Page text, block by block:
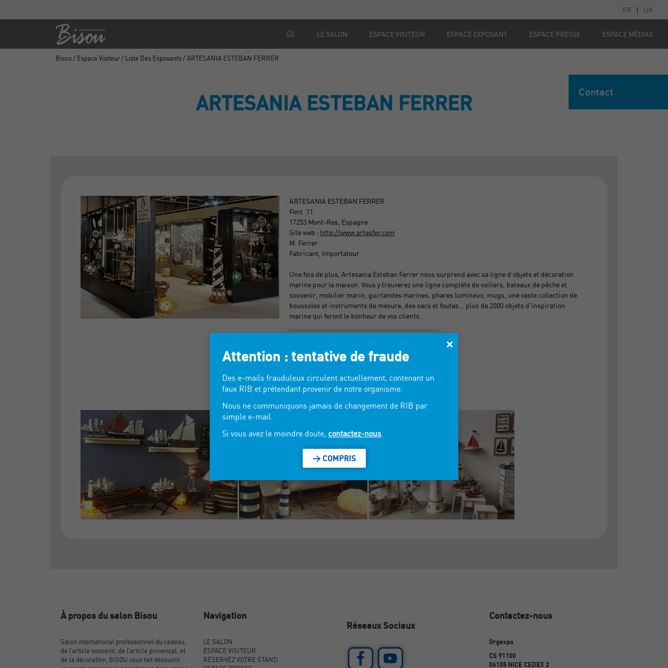
FR | UK
LE SALON ESPACE VISITEUR ESPACE EXPOSANT ESPACE PRESSE ESPACE MÉDIAS
Contact
Bisou / Espace Visiteur / Liste Des Exposants / ARTESANIA ESTEBAN FERRER
ARTESANIA ESTEBAN FERRER
ARTESANIA ESTEBAN FERRER
Font. 11
17253 Mont-Ras, Espagne
Site web : http://www.artesfer.com
M. Ferrer
Fabricant, Importateur
Une fois de plus, Artesania Esteban Ferrer nous surprend avec sa ligne d’objets et décoration
marine pour la maison. Vous y trouverez une ligne complète de voiliers, bateaux de pêche et
souvenir, mobilier marin, guirlandes marines, phares lumineux, mugs, une vaste collection de
boussoles et instruments de mesure, des sacs et foutas… plus de 2000 objets d’inspiration
marine qui feront le bonheur de vos clients.
À propos du salon Bisou
Salon international professionnel du cadeau,
de l’article souvenir, de l’article provençal, et
de la décoration, BISOU vous fait découvrir
Navigation
LE SALON
ESPACE VISITEUR
RÉSERVEZ VOTRE STAND
Réseaux Sociaux
Contactez-nous
Orgexpo
CS 91100
06105 NICE CEDEX 2
×
Attention : tentative de fraude
Des e-mails frauduleux circulent actuellement, contenant un
faux RIB et prétendant provenir de notre organisme.
Nous ne communiquons jamais de changement de RIB par
simple e-mail.
Si vous avez le moindre doute, contactez-nous.
> COMPRIS